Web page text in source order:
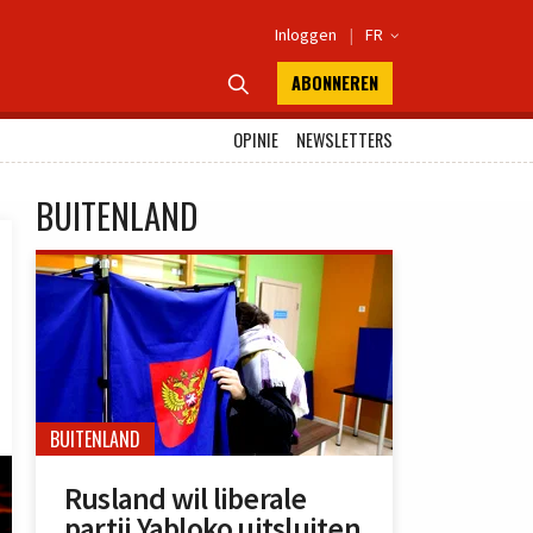
Inloggen | FR 
 ABONNEREN
OPINIE NEWSLETTERS
BUITENLAND
BUITENLAND
Rusland wil liberale